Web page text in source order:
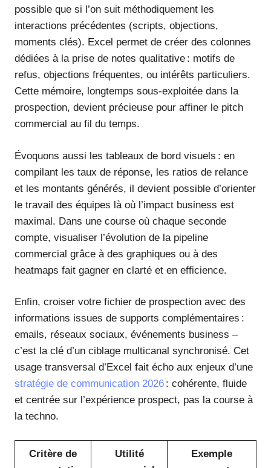
possible que si l’on suit méthodiquement les
interactions précédentes (scripts, objections,
moments clés). Excel permet de créer des colonnes
dédiées à la prise de notes qualitative : motifs de
refus, objections fréquentes, ou intérêts particuliers.
Cette mémoire, longtemps sous-exploitée dans la
prospection, devient précieuse pour affiner le pitch
commercial au fil du temps.
Évoquons aussi les tableaux de bord visuels : en
compilant les taux de réponse, les ratios de relance
et les montants générés, il devient possible d’orienter
le travail des équipes là où l’impact business est
maximal. Dans une course où chaque seconde
compte, visualiser l’évolution de la pipeline
commercial grâce à des graphiques ou à des
heatmaps fait gagner en clarté et en efficience.
Enfin, croiser votre fichier de prospection avec des
informations issues de supports complémentaires :
emails, réseaux sociaux, événements business –
c’est la clé d’un ciblage multicanal synchronisé. Cet
usage transversal d’Excel fait écho aux enjeux d’une
stratégie de communication 2026 : cohérente, fluide
et centrée sur l’expérience prospect, pas la course à
la techno.
Critère de
Utilité
Exemple